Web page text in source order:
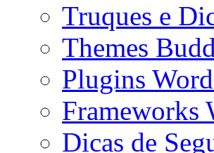
Truques e
Themes
Plugins
Frameworks
Dicas de